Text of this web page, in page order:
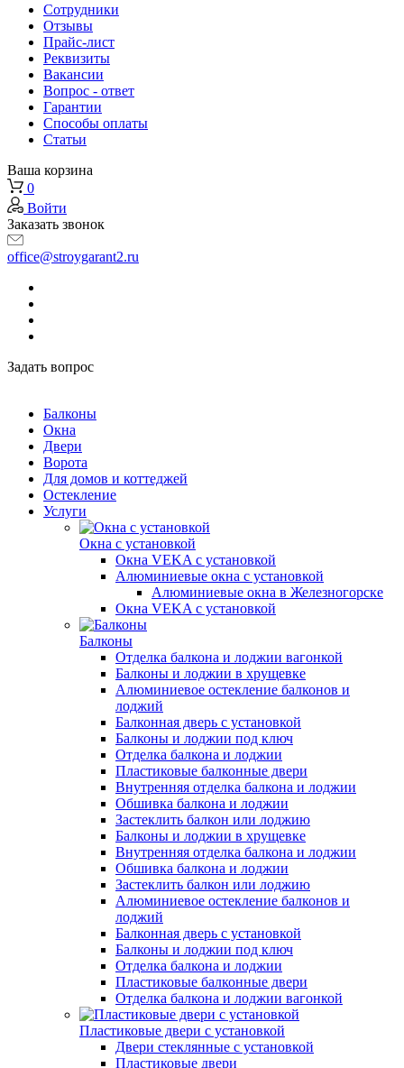
Сотрудники
Отзывы
Прайс-лист
Реквизиты
Вакансии
Вопрос - ответ
Гарантии
Способы оплаты
Статьи
Ваша корзина
0
Войти
Заказать звонок
office@stroygarant2.ru
Задать вопрос
Балконы
Окна
Двери
Ворота
Для домов и коттеджей
Остекление
Услуги
Окна с установкой
Окна VEKA с установкой
Алюминиевые окна с установкой
Алюминиевые окна в Железногорске
Окна VEKA с установкой
Балконы
Отделка балкона и лоджии вагонкой
Балконы и лоджии в хрущевке
Алюминиевое остекление балконов и
лоджий
Балконная дверь с установкой
Балконы и лоджии под ключ
Отделка балкона и лоджии
Пластиковые балконные двери
Внутренняя отделка балкона и лоджии
Обшивка балкона и лоджии
Застеклить балкон или лоджию
Балконы и лоджии в хрущевке
Внутренняя отделка балкона и лоджии
Обшивка балкона и лоджии
Застеклить балкон или лоджию
Алюминиевое остекление балконов и
лоджий
Балконная дверь с установкой
Балконы и лоджии под ключ
Отделка балкона и лоджии
Пластиковые балконные двери
Отделка балкона и лоджии вагонкой
Пластиковые двери с установкой
Двери стеклянные с установкой
Пластиковые двери